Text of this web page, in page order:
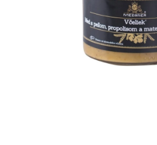
DOPLNKY KU VČELÍM PRODUKTOM
MEDOVÉ CUKROVINKY